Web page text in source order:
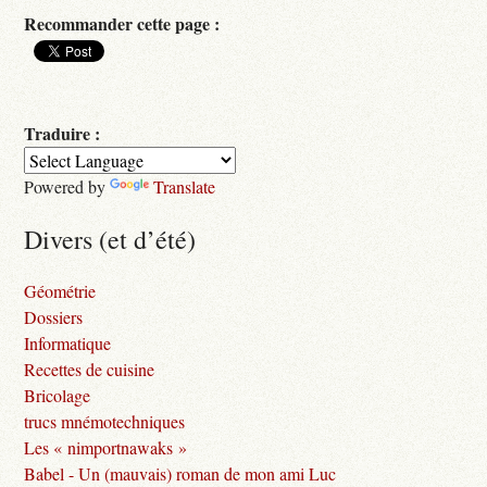
Recommander cette page :
Traduire :
Powered by Translate
Divers (et d’été)
Géométrie
Dossiers
Informatique
Recettes de cuisine
Bricolage
trucs mnémotechniques
Les « nimportnawaks »
Babel - Un (mauvais) roman de mon ami Luc